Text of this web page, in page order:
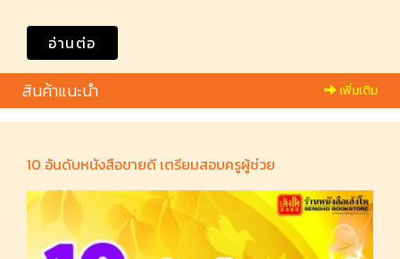
อ่านต่อ
สินค้าแนะนำ เพิ่มเติม
10 อันดับหนังสือขายดี เตรียมสอบครูผู้ช่วย